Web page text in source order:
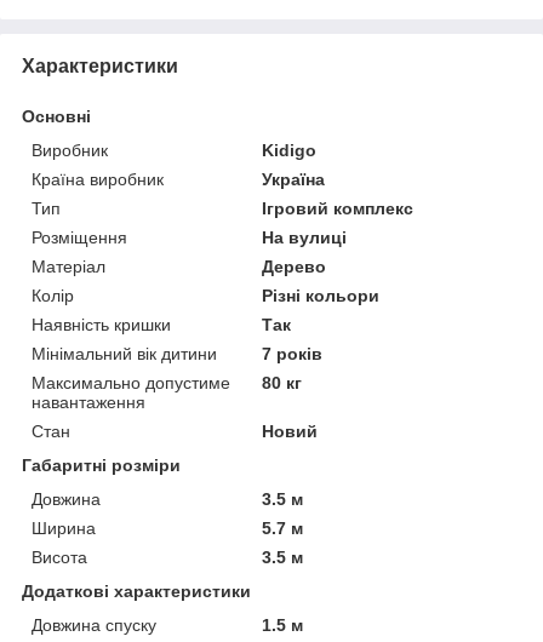
Характеристики
Основні
Виробник
Kidigo
Країна виробник
Україна
Тип
Ігровий комплекс
Розміщення
На вулиці
Матеріал
Дерево
Колір
Різні кольори
Наявність кришки
Так
Мінімальний вік дитини
7 років
Максимально допустиме
навантаження
80 кг
Стан
Новий
Габаритні розміри
Довжина
3.5 м
Ширина
5.7 м
Висота
3.5 м
Додаткові характеристики
Довжина спуску
1.5 м